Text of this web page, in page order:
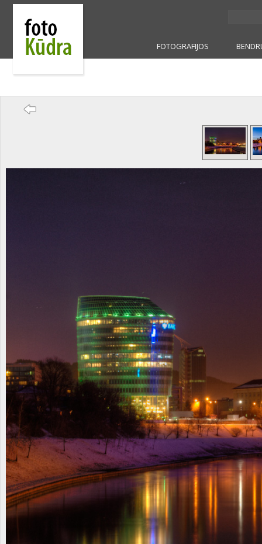
FOTOGRAFIJOS